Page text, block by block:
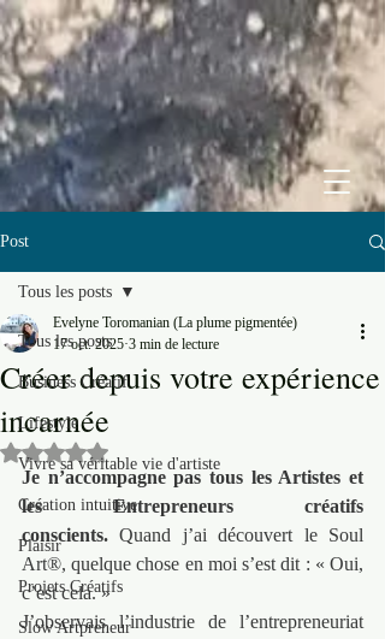
Post
Tous les posts
Business Créatif
Lifestyle
Vivre sa véritable vie d'artiste
Création intuitive
Plaisir
Projets Créatifs
Slow Artpreneur
Tous les posts
Créer depuis votre expérience
incarnée
Evelyne Toromanian (La plume pigmentée)
17 oct. 2025 3 min de lecture
Noté NaN étoiles sur 5.
Je n’accompagne pas tous les Artistes et
les Entrepreneurs créatifs
conscients. Quand j’ai découvert le Soul
Art®, quelque chose en moi s’est dit : « Oui,
c’est cela. »
J’observais l’industrie de l’entrepreneuriat